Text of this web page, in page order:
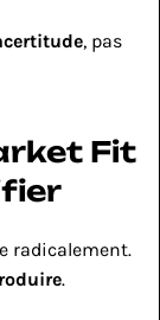
, pas
Fit
radicalement.
.